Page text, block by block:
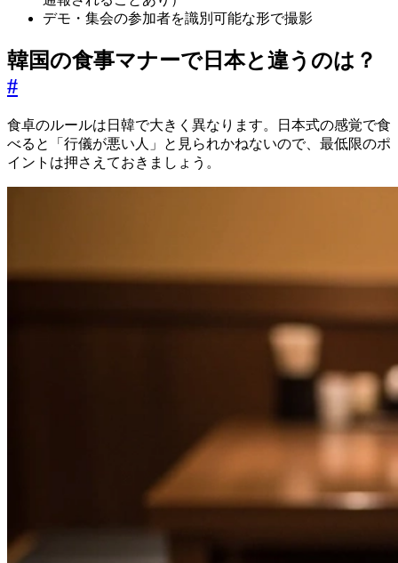
デモ・集会の参加者を識別可能な形で撮影
韓国の食事マナーで日本と違うのは？
#
食卓のルールは日韓で大きく異なります。日本式の感覚で食
べると「行儀が悪い人」と見られかねないので、最低限のポ
イントは押さえておきましょう。